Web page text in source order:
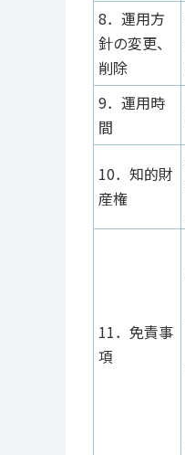
8．運用方
針の変更、
削除
9．運用時
間
10．知的財
産権
11．免責事
項